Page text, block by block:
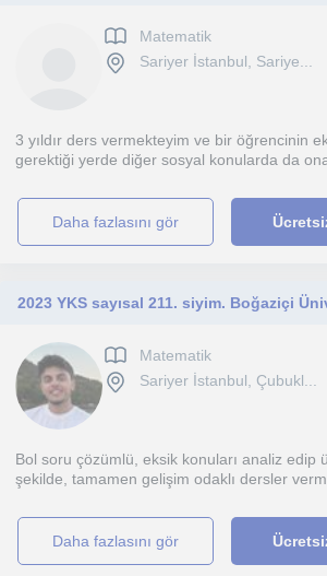
Matematik
Sariyer İstanbul, Sariye...
3 yıldır ders vermekteyim ve bir öğrencinin
gerektiği yerde diğer sosyal konularda da ona
daha fazlasını gör
Matematik
Sariyer İstanbul, Çubukl...
Bol soru çözümlü, eksik konuları analiz edip
şekilde, tamamen gelişim odaklı dersler
daha fazlasını gör